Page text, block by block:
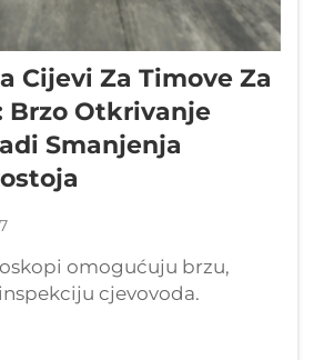
Cijevi Za Timove Za
Brzo Otkrivanje
Smanjenja
omogućuju brzu,
cjevovoda.
vizualnog pregleda
održavanje. Daljinski